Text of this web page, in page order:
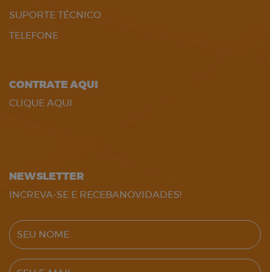
SUPORTE TÉCNICO
TELEFONE
CONTRATE AQUI
CLIQUE AQUI
NEWSLETTER
INCREVA-SE E RECEBANOVIDADES!
SEU NOME
SEU E-MAIL